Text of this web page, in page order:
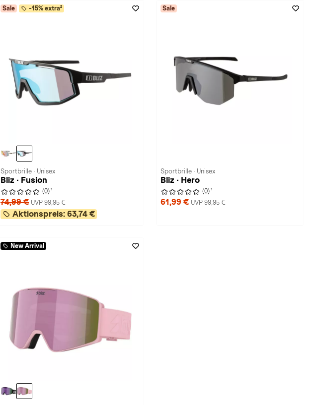
Sale -15% extra²
Sportbrille · Unisex
Bliz · Fusion
(0) 1
74,99 € UVP 99,95 €
Aktionspreis: 63,74 €
Sale
Sportbrille · Unisex
Bliz · Hero
(0) 1
61,99 € UVP 99,95 €
New Arrival